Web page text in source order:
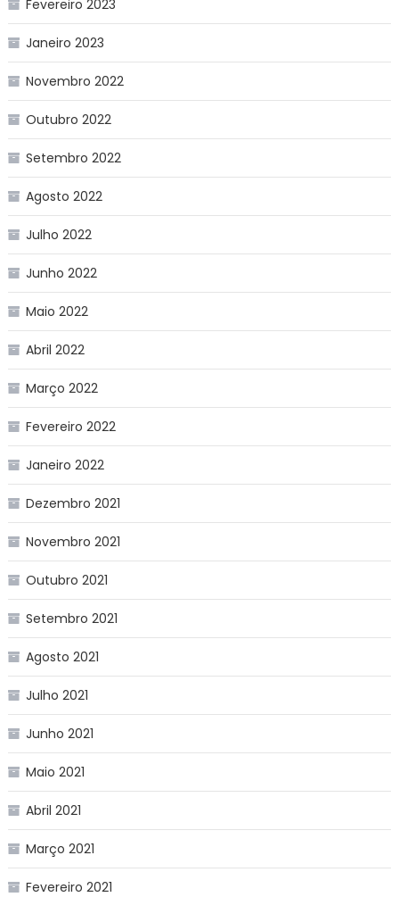
Fevereiro 2023
Janeiro 2023
Novembro 2022
Outubro 2022
Setembro 2022
Agosto 2022
Julho 2022
Junho 2022
Maio 2022
Abril 2022
Março 2022
Fevereiro 2022
Janeiro 2022
Dezembro 2021
Novembro 2021
Outubro 2021
Setembro 2021
Agosto 2021
Julho 2021
Junho 2021
Maio 2021
Abril 2021
Março 2021
Fevereiro 2021